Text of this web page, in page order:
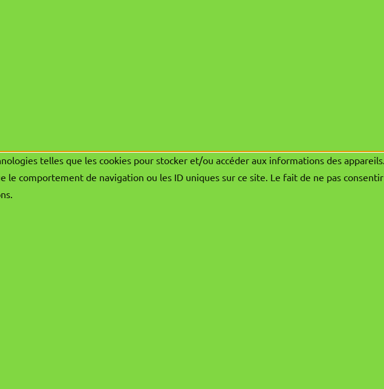
telles que les cookies pour stocker et/ou accéder aux informations des
comportement de navigation ou les ID uniques sur ce site. Le fait de ne pas